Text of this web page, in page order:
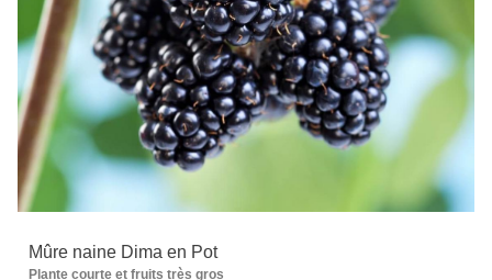
Mûre naine Dima en Pot
Plante courte et fruits très gros